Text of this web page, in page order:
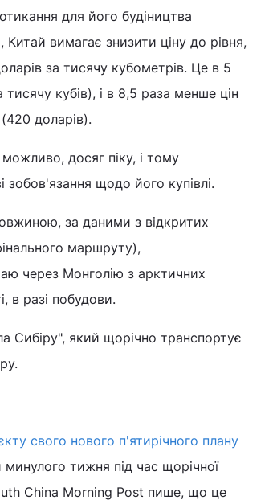
для його будіництва
вимагає знизити ціну до рівня,
за тисячу кубометрів. Це в 5
кубів), і в 8,5 раза менше цін
доларів).
досяг піку, і тому
зобов'язання щодо його купівлі.
за даними з відкритих
маршруту),
через Монголію з арктичних
в разі побудови.
Сибіру", який щорічно транспортує
свого нового п'ятирічного плану
тижня під час щорічної
China Morning Post пише, що це